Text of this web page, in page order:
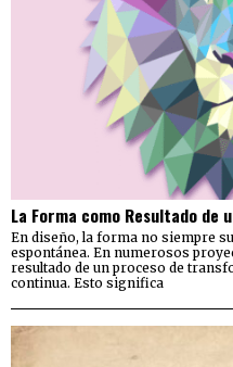
La Forma como Resultado de
En diseño, la forma no siempre
espontánea. En numerosos
resultado de un proceso de
continua. Esto significa